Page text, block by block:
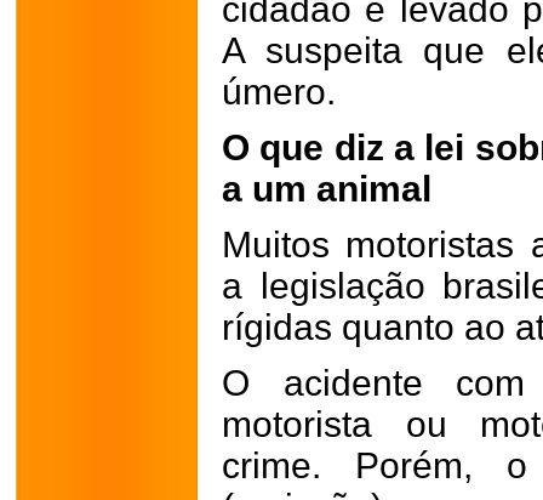
cidadão e levado
A suspeita que
úmero.
O que diz a lei
a um animal
Muitos motoristas
a legislação
rígidas quanto ao
O acidente com
motorista ou
crime. Porém,